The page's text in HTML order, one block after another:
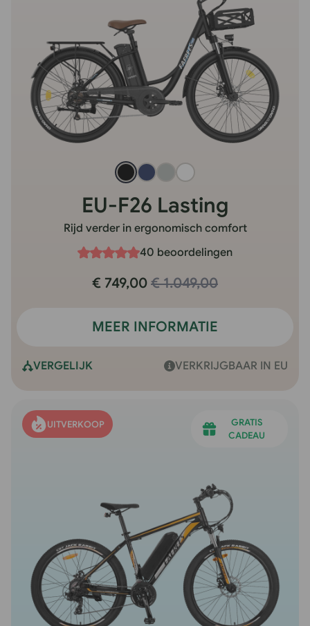
EU-F26 Lasting
Rijd verder in ergonomisch comfort
40 beoordelingen
€ 749,00 € 1.049,00
MEER INFORMATIE
VERGELIJK VERKRIJGBAAR IN EU
UITVERKOOP
GRATIS
CADEAU